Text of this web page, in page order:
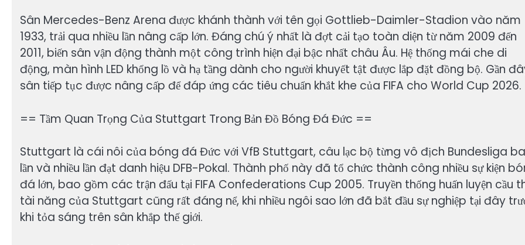
Sân Mercedes-Benz Arena được khánh thành với tên gọi Gottlieb-Daimler-Stadion vào năm
1933, trải qua nhiều lần nâng cấp lớn. Đáng chú ý nhất là đợt cải tạo toàn diện từ năm 2009 đến
2011, biến sân vận động thành một công trình hiện đại bậc nhất châu Âu. Hệ thống mái che di
động, màn hình LED khổng lồ và hạ tầng dành cho người khuyết tật được lắp đặt đồng bộ. Gần
sân tiếp tục được nâng cấp để đáp ứng các tiêu chuẩn khắt khe của FIFA cho World Cup 2026.
== Tầm Quan Trọng Của Stuttgart Trong Bản Đồ Bóng Đá Đức ==
Stuttgart là cái nôi của bóng đá Đức với VfB Stuttgart, câu lạc bộ từng vô địch Bundesliga ba
lần và nhiều lần đạt danh hiệu DFB-Pokal. Thành phố này đã tổ chức thành công nhiều sự kiện
đá lớn, bao gồm các trận đấu tại FIFA Confederations Cup 2005. Truyền thống huấn luyện cầu
tài năng của Stuttgart cũng rất đáng nể, khi nhiều ngôi sao lớn đã bắt đầu sự nghiệp tại đây
khi tỏa sáng trên sân khắp thế giới.